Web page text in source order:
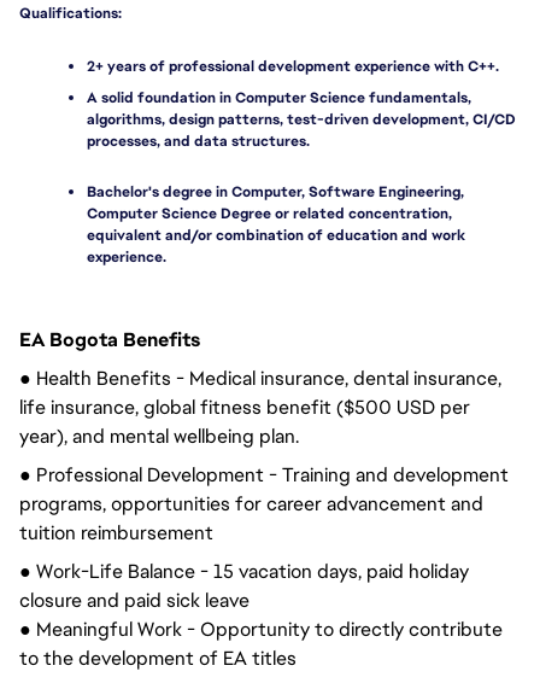
Qualifications:
2+ years of professional development experience with C++.
A solid foundation in Computer Science fundamentals,
algorithms, design patterns, test-driven development, CI/CD
processes, and data structures.
Bachelor's degree in Computer, Software Engineering,
Computer Science Degree or related concentration,
equivalent and/or combination of education and work
experience.
EA Bogota Benefits
● Health Benefits - Medical insurance, dental insurance,
life insurance, global fitness benefit ($500 USD per
year), and mental wellbeing plan.
● Professional Development -Training and development
programs, opportunities for career advancement and
tuition reimbursement
● Work-Life Balance - 15 vacation days, paid holiday
closure and paid sick leave
● Meaningful Work - Opportunity to directly contribute
to the development of EA titles